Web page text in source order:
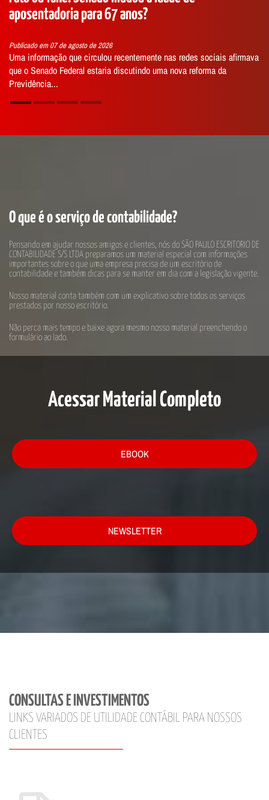
para 67 anos?
em 07 de agosto de 2026
que circulou recentemente nas redes sociais afirmava
Federal estaria discutindo uma nova reforma da
Abrir uma
O que é o serviço de contabilidade?
Pensando em ajudar nossos amigos e clientes, nós do SÃO PAULO ESCRITORIO DE
CONTABILIDADE S/S LTDA preparamos um material especial com informações
importantes sobre o que uma empresa precisa de um escritório de
contabilidade e também dicas para se manter em dia com a legislação vigente.
Nosso material conta também com um explicativo sobre todos os serviços
prestados por nosso escritório.
Não perca mais tempo e baixe agora mesmo nosso material preenchendo o
formulário ao lado.
Acessar Material Completo
EBOOK
NEWSLETTER
CONSULTAS E INVESTIMENTOS
LINKS VARIADOS DE UTILIDADE CONTÁBIL PARA NOSSOS
CLIENTES